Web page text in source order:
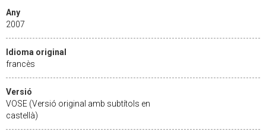
Any
2007
Idioma original
francès
Versió
VOSE (Versió original amb subtítols en
castellà)